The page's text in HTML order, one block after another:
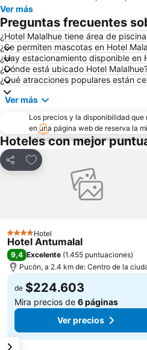
Ver más
Preguntas frecuentes
¿Hotel Malalhue tiene área de
¿Se permiten mascotas en Hotel
¿Hay estacionamiento disponible en
¿Dónde está ubicado Hotel
¿Qué atracciones populares están
Ver más
Los precios y la disponibilidad
en una página web de reserva la
Hoteles con mejor
Compartir
Agregar a favoritos
4 Estrellas
Hotel
Hotel Antumalal
9,4 Excelente (1.455 puntuaciones)
Pucón, a 2.4 km de: Centro de la
de $224.603
Mira precios de 6 páginas
Ver precios